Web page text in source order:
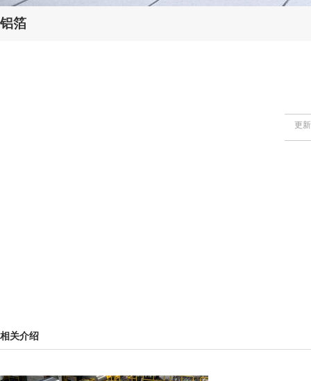
铝箔
更
相关介绍